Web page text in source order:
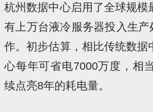
杭州数据中心启用了全球规模
有上万台液冷服务器投入生产
作。初步估算，相比传统数据
心每年可省电7000万度，相
续点亮8年的耗电量。